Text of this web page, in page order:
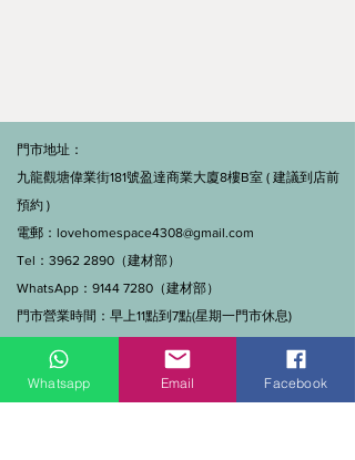
門市地址：
九龍觀塘偉業街181號盈達商業大廈8樓B室 ( 建議到店前
預約 )
電郵： lovehomespace4308@gmail.com
Tel：3962 2890（建材部）
WhatsApp：9144 7280（建材部）
門市營業時間：早上11點到7點(星期一門市休息)
Whatsapp Email Facebook